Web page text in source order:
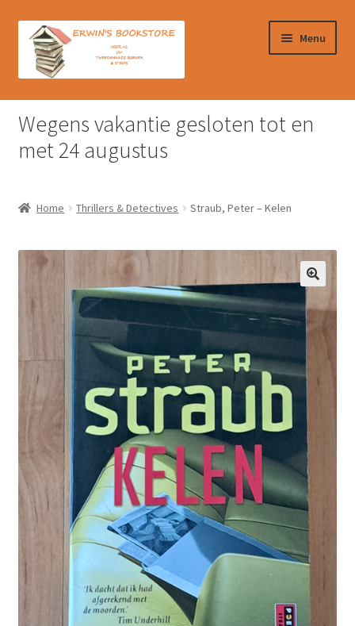
door
naar
naar
Menu
Home
Afrekenen
Verzendkosten & Ophalen boeken
Winkelmand
Wegens vakantie gesloten tot en
met 24 augustus
Home Thrillers & Detectives Straub, Peter – Kelen